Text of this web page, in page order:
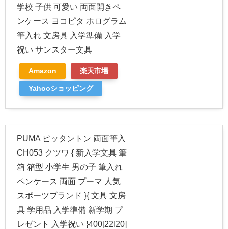
学校 子供 可愛い 両面開きペ
ンケース ヨコピタ ホログラム
筆入れ 文房具 入学準備 入学
祝い サンスター文具
Amazon 楽天市場
Yahooショッピング
PUMA ピッタントン 両面筆入
CH053 クツワ { 新入学文具 筆
箱 箱型 小学生 男の子 筆入れ
ペンケース 両面 プーマ 人気
スポーツブランド }{ 文具 文房
具 学用品 入学準備 新学期 プ
レゼント 入学祝い }400[22I20]